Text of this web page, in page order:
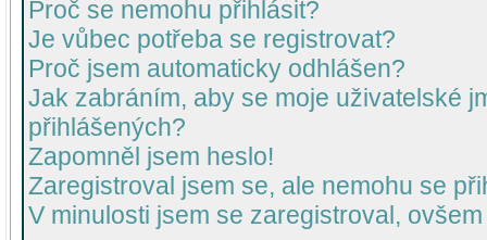
Proč se nemohu přihlásit?
Je vůbec potřeba se registrovat?
Proč jsem automaticky odhlášen?
Jak zabráním, aby se moje uživatelské
přihlášených?
Zapomněl jsem heslo!
Zaregistroval jsem se, ale nemohu se
V minulosti jsem se zaregistroval,